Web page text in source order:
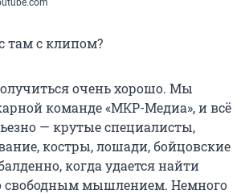
там с клипом?
очень хорошо. Мы
команде «МКР-Медиа», и всё
— крутые специалисты,
костры, лошади, бойцовские
когда удается найти
свободным мышлением. Немного